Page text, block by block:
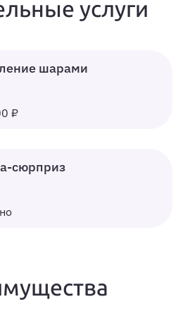
услуги
шарами
₽
сюрприз